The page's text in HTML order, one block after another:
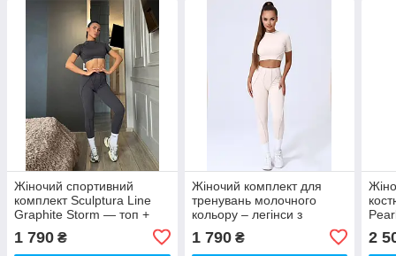
Жіночий спортивний
комплект Sculptura Line
Graphite Storm — топ +
ефектом корекції
1 790 ₴
Жіночий комплект для
тренувань молочного
кольору – легінси з
кроп-топ
1 790₴ 2